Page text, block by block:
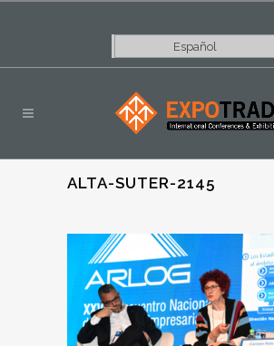
Español
ALTA-SUTER-2145